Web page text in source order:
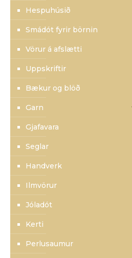
Hespuhúsið
Smádót fyrir börnin
Vörur á afslætti
Uppskriftir
Bækur og blöð
Garn
Gjafavara
Seglar
Handverk
Ilmvörur
Jóladót
Kerti
Perlusaumur